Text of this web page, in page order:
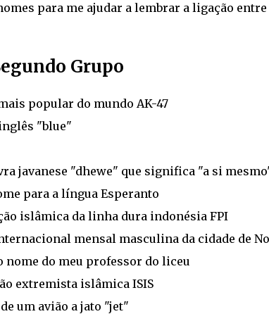
para me ajudar a lembrar a ligação
Grupo
popular do mundo AK-47
"blue"
javanese "dhewe" que significa "a si
para a língua Esperanto
islâmica da linha dura indonésia FPI
mensal masculina da cidade de
nome do meu professor do liceu
extremista islâmica ISIS
um avião a jato "jet"